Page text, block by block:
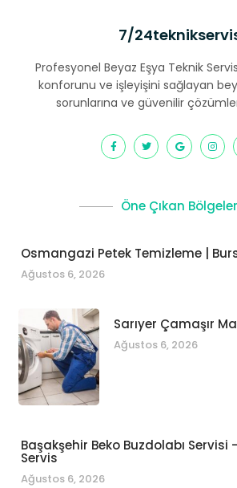
7/
Profesyonel Beyaz Eşya Teknik
konforunu ve işleyişini sağlayan
sorunlarına ve güvenilir
Öne Çıkan Bölgeler
Osmangazi Petek Temizleme |
Ağustos 6, 2026
Sarıyer Çamaşır
Ağustos 6, 2026
Başakşehir Beko Buzdolabı Servisi
Servis
Ağustos 6, 2026